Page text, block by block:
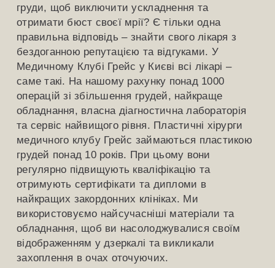
груди, щоб виключити ускладнення та
отримати бюст своєї мрії? Є тільки одна
правильна відповідь – знайти свого лікаря з
бездоганною репутацією та відгуками. У
Медичному Клубі Грейс у Києві всі лікарі –
саме такі. На нашому рахунку понад 1000
операцій зі збільшення грудей, найкраще
обладнання, власна діагностична лабораторія
та сервіс найвищого рівня. Пластичні хірурги
медичного клубу Грейс займаються пластикою
грудей понад 10 років. При цьому вони
регулярно підвищують кваліфікацію та
отримують сертифікати та дипломи в
найкращих закордонних клініках. Ми
використовуємо найсучасніші матеріали та
обладнання, щоб ви насолоджувалися своїм
відображенням у дзеркалі та викликали
захоплення в очах оточуючих.